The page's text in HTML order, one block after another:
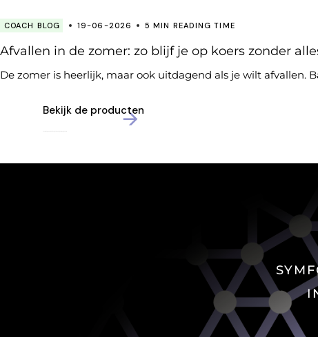
COACH BLOG 19-06-2026 5 MIN READING TIME
Afvallen in de zomer: zo blijf je op koers zonder
De zomer is heerlijk, maar ook uitdagend als je wilt afvallen.
Bekijk de producten